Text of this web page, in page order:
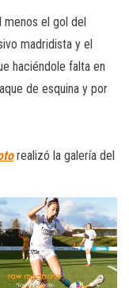
menos el gol del
madridista y el
haciéndole falta en
de esquina y por
realizó la galería del